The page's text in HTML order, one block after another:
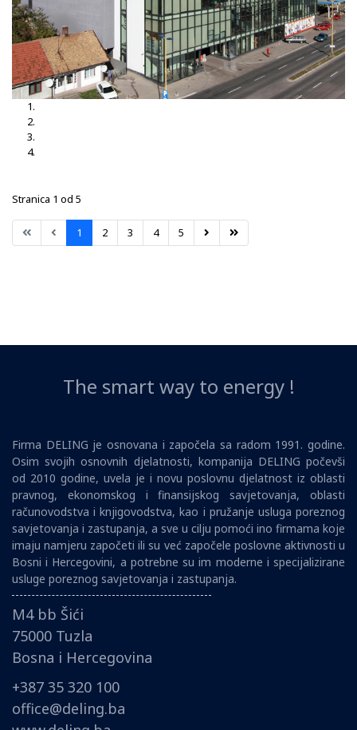
Stranica 1 od 5
1 2 3 4 5
The smart way to energy !
Firma DELING je osnovana i započela sa radom 1991. godine.
Osim svojih osnovnih djelatnosti, kompanija DELING počevši
od 2010 godine, uvela je i novu poslovnu djelatnost iz oblasti
pravnog, ekonomskog i finansijskog savjetovanja, oblasti
računovodstva i knjigovodstva, kao i pružanje usluga poreznog
savjetovanja i zastupanja, a sve u cilju pomoći ino firmama koje
imaju namjeru započeti ili su već započele poslovne aktivnosti u
Bosni i Hercegovini, a potrebne su im moderne i specijalizirane
usluge poreznog savjetovanja i zastupanja.
M4 bb Šići
75000 Tuzla
Bosna i Hercegovina
+387 35 320 100
office@deling.ba